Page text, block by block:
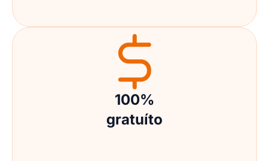
100%
gratuíto